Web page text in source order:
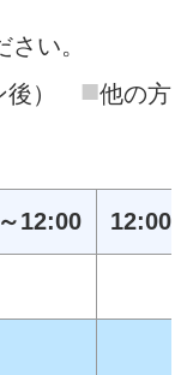
い。
後） ■他の方
12:00 12:00